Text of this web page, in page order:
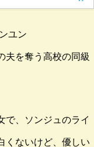
ユン
夫を奪う高校の同級
で、ソンジュのライ
くないけど、優しい